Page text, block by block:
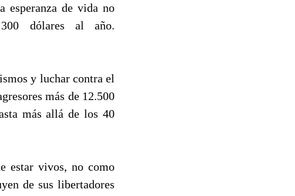
esperanza de vida no
dólares al año.
y luchar contra el
más de 12.500
más allá de los 40
estar vivos, no como
de sus libertadores